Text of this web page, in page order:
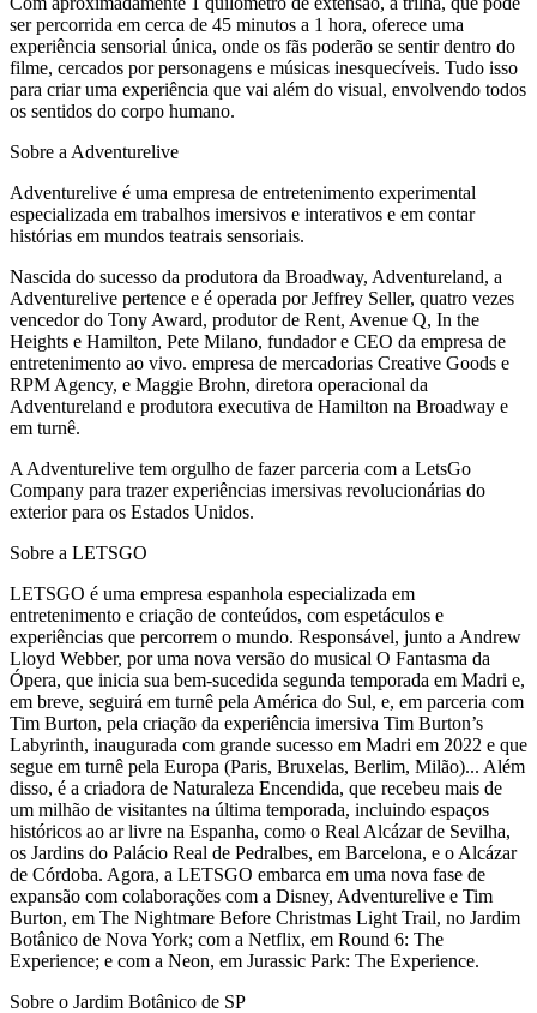
ser percorrida em cerca de 45 minutos a 1 hora, oferece uma
experiência sensorial única, onde os fãs poderão se sentir dentro do
filme, cercados por personagens e músicas inesquecíveis. Tudo isso
para criar uma experiência que vai além do visual, envolvendo todos
os sentidos do corpo humano.
Sobre a Adventurelive
Adventurelive é uma empresa de entretenimento experimental
especializada em trabalhos imersivos e interativos e em contar
histórias em mundos teatrais sensoriais.
Nascida do sucesso da produtora da Broadway, Adventureland, a
Adventurelive pertence e é operada por Jeffrey Seller, quatro vezes
vencedor do Tony Award, produtor de Rent, Avenue Q, In the
Heights e Hamilton, Pete Milano, fundador e CEO da empresa de
entretenimento ao vivo. empresa de mercadorias Creative Goods e
RPM Agency, e Maggie Brohn, diretora operacional da
Adventureland e produtora executiva de Hamilton na Broadway e
em turnê.
A Adventurelive tem orgulho de fazer parceria com a LetsGo
Company para trazer experiências imersivas revolucionárias do
exterior para os Estados Unidos.
Sobre a LETSGO
LETSGO é uma empresa espanhola especializada em
entretenimento e criação de conteúdos, com espetáculos e
experiências que percorrem o mundo. Responsável, junto a Andrew
Lloyd Webber, por uma nova versão do musical O Fantasma da
Ópera, que inicia sua bem-sucedida segunda temporada em Madri e,
em breve, seguirá em turnê pela América do Sul, e, em parceria com
Tim Burton, pela criação da experiência imersiva Tim Burton’s
Labyrinth, inaugurada com grande sucesso em Madri em 2022 e que
segue em turnê pela Europa (Paris, Bruxelas, Berlim, Milão)... Além
disso, é a criadora de Naturaleza Encendida, que recebeu mais de
um milhão de visitantes na última temporada, incluindo espaços
históricos ao ar livre na Espanha, como o Real Alcázar de Sevilha,
os Jardins do Palácio Real de Pedralbes, em Barcelona, e o Alcázar
de Córdoba. Agora, a LETSGO embarca em uma nova fase de
expansão com colaborações com a Disney, Adventurelive e Tim
Burton, em The Nightmare Before Christmas Light Trail, no Jardim
Botânico de Nova York; com a Netflix, em Round 6: The
Experience; e com a Neon, em Jurassic Park: The Experience.
Sobre o Jardim Botânico de SP